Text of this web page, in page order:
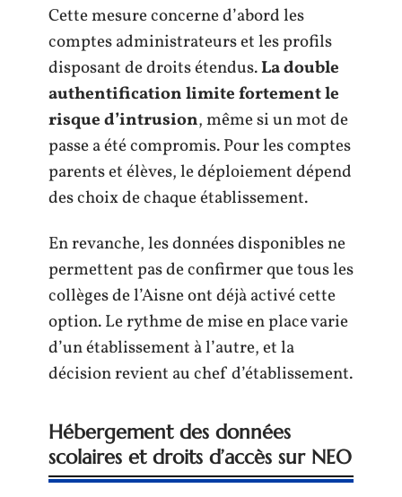
Cette mesure concerne d’abord les
comptes administrateurs et les profils
disposant de droits étendus.La double
authentification limite fortement le
risque d’intrusion, même si un mot de
passe a été compromis. Pour les comptes
parents et élèves, le déploiement dépend
des choix de chaque établissement.
En revanche, les données disponibles ne
permettent pas de confirmer que tous les
collèges de l’Aisne ont déjà activé cette
option. Le rythme de mise en place varie
d’un établissement à l’autre, et la
décision revient au chef d’établissement.
Hébergement des données
scolaires et droits d’accès sur NEO